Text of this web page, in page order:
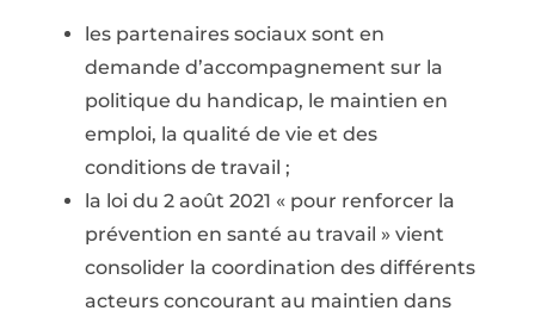
les partenaires sociaux sont en
demande d’accompagnement sur la
politique du handicap, le maintien en
emploi, la qualité de vie et des
conditions de travail ;
la loi du 2 août 2021 « pour renforcer la
prévention en santé au travail » vient
consolider la coordination des différents
acteurs concourant au maintien dans